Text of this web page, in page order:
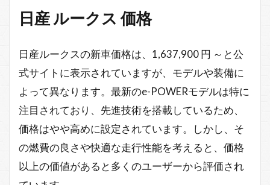
日産 ルークス 価格
日産ルークスの新車価格は、1,637,900 円 ～と公
式サイトに表示されていますが、モデルや装備に
よって異なります。最新のe-POWERモデルは特に
注目されており、先進技術を搭載しているため、
価格はやや高めに設定されています。しかし、そ
の燃費の良さや快適な走行性能を考えると、価格
以上の価値があると多くのユーザーから評価され